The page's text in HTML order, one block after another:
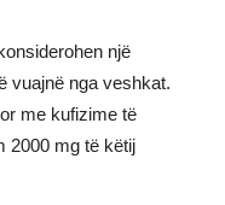
një
vuajnë nga veshkat.
me kufizime të
2000 mg të këtij